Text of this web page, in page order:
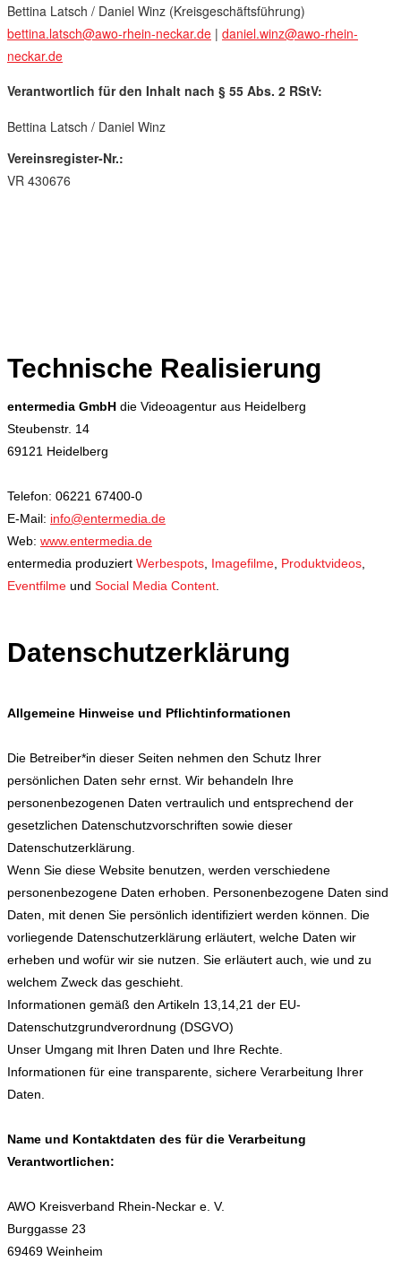
Bettina Latsch / Daniel Winz (Kreisgeschäftsführung)
bettina.latsch@awo-rhein-neckar.de | daniel.winz@awo-rhein-
neckar.de
Verantwortlich für den Inhalt nach § 55 Abs. 2 RStV:
Bettina Latsch / Daniel Winz
Vereinsregister-Nr.:
VR 430676
Technische Realisierung
entermedia GmbH die Videoagentur aus Heidelberg
Steubenstr. 14
69121 Heidelberg
Telefon: 06221 67400-0
E-Mail: info@entermedia.de
Web: www.entermedia.de
entermedia produziert Werbespots Imagefilme Produktvideos
Eventfilme und Social Media Content
Datenschutzerklärung
Allgemeine Hinweise und Pflichtinformationen
Die Betreiber*in dieser Seiten nehmen den Schutz Ihrer
persönlichen Daten sehr ernst. Wir behandeln Ihre
personenbezogenen Daten vertraulich und entsprechend der
gesetzlichen Datenschutzvorschriften sowie dieser
Datenschutzerklärung.
Wenn Sie diese Website benutzen, werden verschiedene
personenbezogene Daten erhoben. Personenbezogene Daten sind
Daten, mit denen Sie persönlich identifiziert werden können. Die
vorliegende Datenschutzerklärung erläutert, welche Daten wir
erheben und wofür wir sie nutzen. Sie erläutert auch, wie und zu
welchem Zweck das geschieht.
Informationen gemäß den Artikeln 13,14,21 der EU-
Datenschutzgrundverordnung (DSGVO)
Unser Umgang mit Ihren Daten und Ihre Rechte.
Informationen für eine transparente, sichere Verarbeitung Ihrer
Daten.
Name und Kontaktdaten des für die Verarbeitung
Verantwortlichen:
AWO Kreisverband Rhein-Neckar e. V.
Burggasse 23
69469 Weinheim